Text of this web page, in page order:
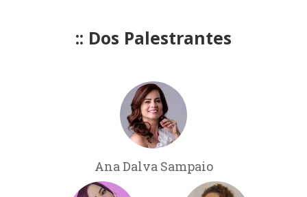
:: Dos Palestrantes
Ana Dalva Sampaio